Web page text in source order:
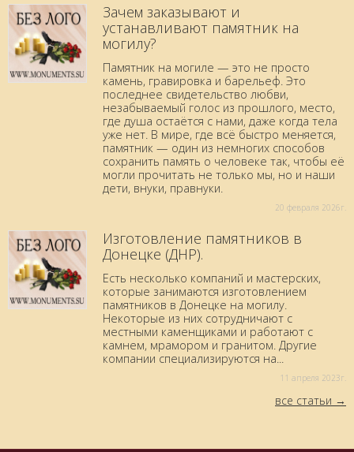
Зачем заказывают и
устанавливают памятник на
могилу?
Памятник на могиле — это не просто
камень, гравировка и барельеф. Это
последнее свидетельство любви,
незабываемый голос из прошлого, место,
где душа остаётся с нами, даже когда тела
уже нет. В мире, где всё быстро меняется,
памятник — один из немногих способов
сохранить память о человеке так, чтобы её
могли прочитать не только мы, но и наши
дети, внуки, правнуки.
20 февраля 2026г.
Изготовление памятников в
Донецке (ДНР).
Есть несколько компаний и мастерских,
которые занимаются изготовлением
памятников в Донецке на могилу.
Некоторые из них сотрудничают с
местными каменщиками и работают с
камнем, мрамором и гранитом. Другие
компании специализируются на...
11 aпреля 2023г.
все статьи